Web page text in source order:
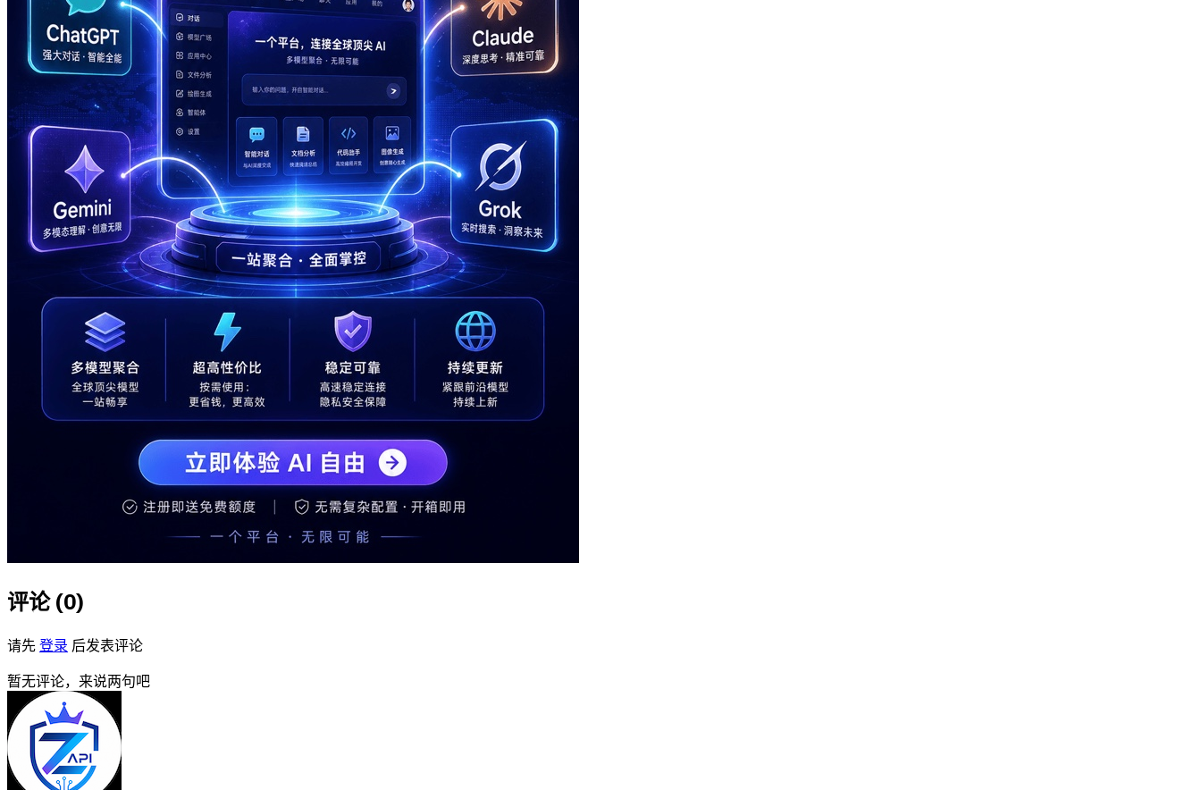
评论 (0)
请先 登录 后发表评论
暂无评论，来说两句吧